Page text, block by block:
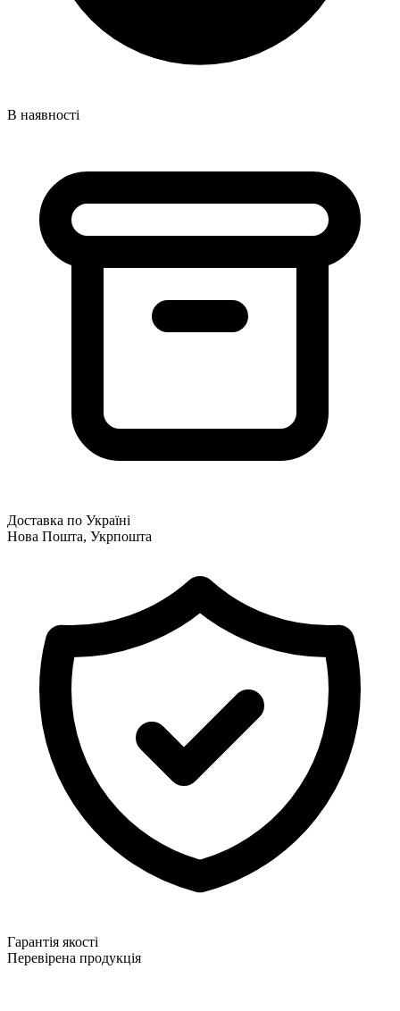
В наявності
Доставка по Україні
Нова Пошта, Укрпошта
Гарантія якості
Перевірена продукція